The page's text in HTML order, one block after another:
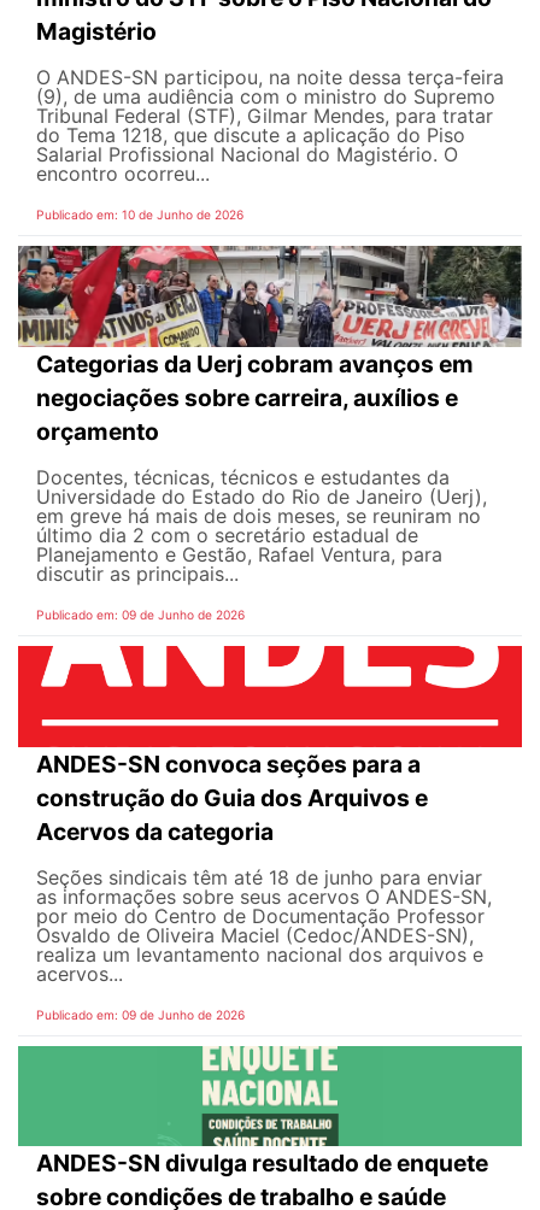
Magistério
O ANDES-SN participou, na noite dessa terça-feira
(9), de uma audiência com o ministro do Supremo
Tribunal Federal (STF), Gilmar Mendes, para tratar
do Tema 1218, que discute a aplicação do Piso
Salarial Profissional Nacional do Magistério. O
encontro ocorreu...
Publicado em: 10 de Junho de 2026
Categorias da Uerj cobram avanços em
negociações sobre carreira, auxílios e
orçamento
Docentes, técnicas, técnicos e estudantes da
Universidade do Estado do Rio de Janeiro (Uerj),
em greve há mais de dois meses, se reuniram no
último dia 2 com o secretário estadual de
Planejamento e Gestão, Rafael Ventura, para
discutir as principais...
Publicado em: 09 de Junho de 2026
ANDES-SN convoca seções para a
construção do Guia dos Arquivos e
Acervos da categoria
Seções sindicais têm até 18 de junho para enviar
as informações sobre seus acervos O ANDES-SN,
por meio do Centro de Documentação Professor
Osvaldo de Oliveira Maciel (Cedoc/ANDES-SN),
realiza um levantamento nacional dos arquivos e
acervos...
Publicado em: 09 de Junho de 2026
ANDES-SN divulga resultado de enquete
sobre condições de trabalho e saúde